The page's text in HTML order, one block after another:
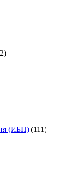
(ИБП) (111)